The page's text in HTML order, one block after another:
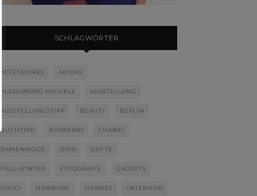
SCHLAGWÖRTER
ACCESSOIRES ADIDAS
ALESSANDRO MICHELE AUSSTELLUNG
AUSSTELLUNGSTIPP BEAUTY BERLIN
BUCHTIPP BURBERRY CHANEL
DAMENMODE DIOR DÜFTE
FALL-WINTER FOTOGRAFIE GADGETS
GUCCI HAMBURG HERMÈS INTERIEUR